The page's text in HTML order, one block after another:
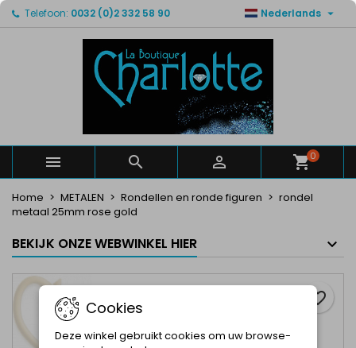
Telefoon: 0032 (0)2 332 58 90 Nederlands 
   0
Home METALEN Rondellen en ronde figuren
rondel
metaal 25mm rose gold
BEKIJK ONZE WEBWINKEL HIER
favorite_border
Mijn verlanglijsten ×
Maak een lijst
Maak een verlanglijst ×
Verlanglijst naam
Annuleren Maak een verlanglijst
Inloggen ×
U moet ingelogd zijn om producten in uw verlanglijst
Annuleren Inloggen
Cookies
Deze winkel gebruikt cookies om uw browse-